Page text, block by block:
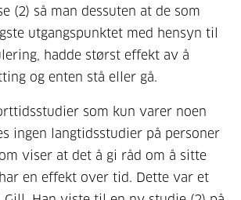
(2) så man dessuten at de som
utgangspunktet med hensyn til
hadde størst effekt av å
og enten stå eller gå.
som kun varer noen
ingen langtidsstudier på personer
viser at det å gi råd om å sitte
en effekt over tid. Dette var et